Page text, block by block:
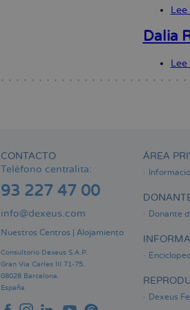
Lee
Dalia
Lee
CONTACTO
Teléfono centralita:
93 227 47 00
info@dexeus.com
Nuestros Centros Alojamiento
Consultorio Dexeus S.A.P.
Gran Via Carles III 71-75.
08028 Barcelona.
España
ÁREA
Donante
Dexeus